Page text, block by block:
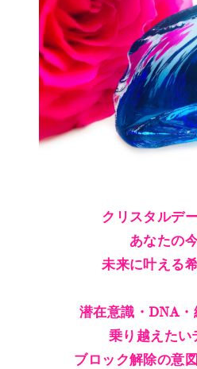
クリスタルデ
あなたの
未来に叶える
潜在意識・DNA
乗り越えたい
ブロック解除の意